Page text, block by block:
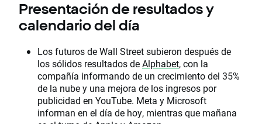
Presentación de resultados y
calendario del día
Los futuros de Wall Street subieron después de
los sólidos resultados deAlphabet, con la
compañía informando de un crecimiento del 35%
de la nube y una mejora de los ingresos por
publicidad en YouTube. Meta y Microsoft
informan en el día de hoy, mientras que mañana